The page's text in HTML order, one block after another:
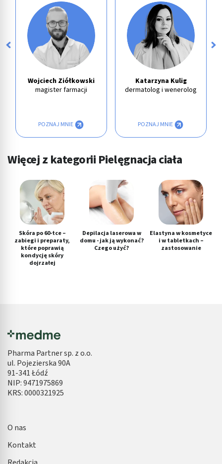
Wojciech Ziółkowski
magister farmacji
POZNAJ MNIE
Katarzyna Kulig
dermatolog i wenerolog
POZNAJ MNIE
Więcej z kategorii Pielęgnacja ciała
Skóra po 60-tce –
zabiegi i preparaty,
które poprawią
kondycję skóry
dojrzałej
Depilacja laserowa w
domu - jak ją wykonać?
Czego użyć?
Elastyna w kosmetyce
i w tabletkach –
zastosowanie
Pharma Partner sp. z o.o.
ul. Pojezierska 90A
91-341 Łódź
NIP: 9471975869
KRS: 0000321925
O nas
Kontakt